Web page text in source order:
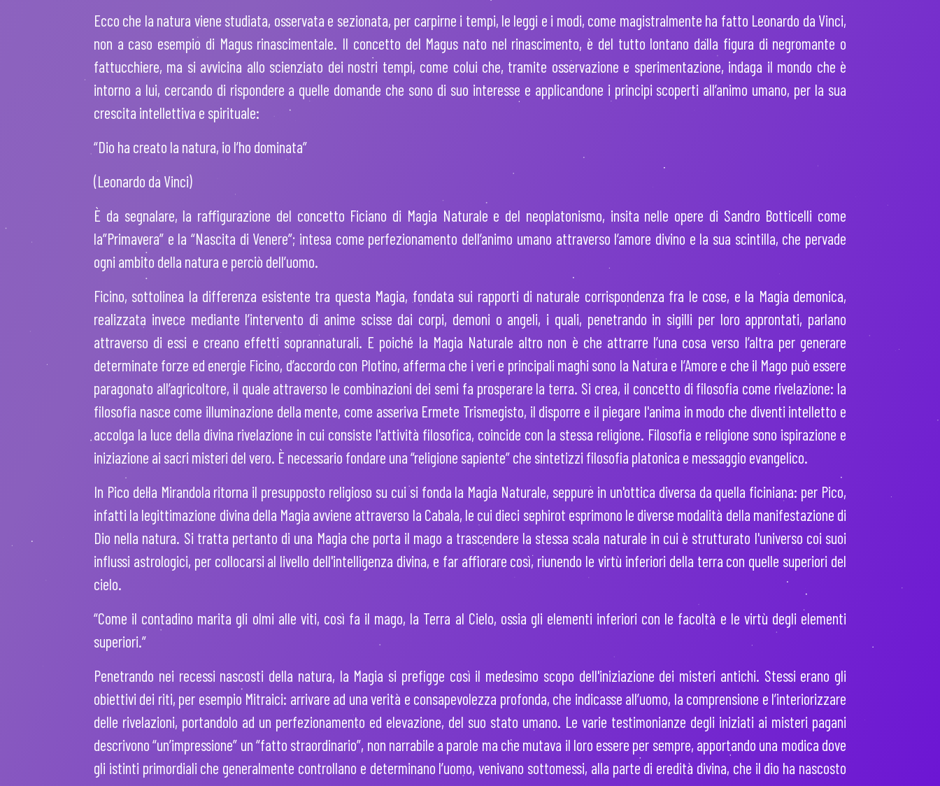
Ecco che la natura viene studiata, osservata e sezionata, per carpirne i tempi, le leggi e i modi, come magistralmente ha fatto Leonardo da Vinci,
non a caso esempio di Magus rinascimentale. Il concetto del Magus nato nel rinascimento, è del tutto lontano dalla figura di negromante o
fattucchiere, ma si avvicina allo scienziato dei nostri tempi, come colui che, tramite osservazione e sperimentazione, indaga il mondo che è
intorno a lui, cercando di rispondere a quelle domande che sono di suo interesse e applicandone i principi scoperti all’animo umano, per la sua
crescita intellettiva e spirituale:
“Dio ha creato la natura, io l’ho dominata”
(Leonardo da Vinci)
È da segnalare, la raffigurazione del concetto Ficiano di Magia Naturale e del neoplatonismo, insita nelle opere di Sandro Botticelli come
la”Primavera” e la “Nascita di Venere”; intesa come perfezionamento dell’animo umano attraverso l’amore divino e la sua scintilla, che pervade
ogni ambito della natura e perciò dell’uomo.
Ficino, sottolinea la differenza esistente tra questa Magia, fondata sui rapporti di naturale corrispondenza fra le cose, e la Magia demonica,
realizzata invece mediante l’intervento di anime scisse dai corpi, demoni o angeli, i quali, penetrando in sigilli per loro approntati, parlano
attraverso di essi e creano effetti soprannaturali. E poiché la Magia Naturale altro non è che attrarre l’una cosa verso l’altra per generare
determinate forze ed energie Ficino, d’accordo con Plotino, afferma che i veri e principali maghi sono la Natura e l’Amore e che il Mago può essere
paragonato all’agricoltore, il quale attraverso le combinazioni dei semi fa prosperare la terra. Si crea, il concetto di filosofia come rivelazione: la
filosofia nasce come illuminazione della mente, come asseriva Ermete Trismegisto, il disporre e il piegare l'anima in modo che diventi intelletto e
accolga la luce della divina rivelazione in cui consiste l'attività filosofica, coincide con la stessa religione. Filosofia e religione sono ispirazione e
iniziazione ai sacri misteri del vero. È necessario fondare una “religione sapiente” che sintetizzi filosofia platonica e messaggio evangelico.
In Pico della Mirandola ritorna il presupposto religioso su cui si fonda la Magia Naturale, seppure in un'ottica diversa da quella ficiniana: per Pico,
infatti la legittimazione divina della Magia avviene attraverso la Cabala, le cui dieci sephirot esprimono le diverse modalità della manifestazione di
Dio nella natura. Si tratta pertanto di una Magia che porta il mago a trascendere la stessa scala naturale in cui è strutturato l'universo coi suoi
influssi astrologici, per collocarsi al livello dell'intelligenza divina, e far affiorare così, riunendo le virtù inferiori della terra con quelle superiori del
cielo.
“Come il contadino marita gli olmi alle viti, così fa il mago, la Terra al Cielo, ossia gli elementi inferiori con le facoltà e le virtù degli elementi
superiori.”
Penetrando nei recessi nascosti della natura, la Magia si prefigge così il medesimo scopo dell'iniziazione dei misteri antichi. Stessi erano gli
obiettivi dei riti, per esempio Mitraici: arrivare ad una verità e consapevolezza profonda, che indicasse all’uomo, la comprensione e l’interiorizzare
delle rivelazioni, portandolo ad un perfezionamento ed elevazione, del suo stato umano. Le varie testimonianze degli iniziati ai misteri pagani
descrivono “un’impressione” un “fatto straordinario”, non narrabile a parole ma che mutava il loro essere per sempre, apportando una modica dove
gli istinti primordiali che generalmente controllano e determinano l’uomo, venivano sottomessi, alla parte di eredità divina, che il dio ha nascosto